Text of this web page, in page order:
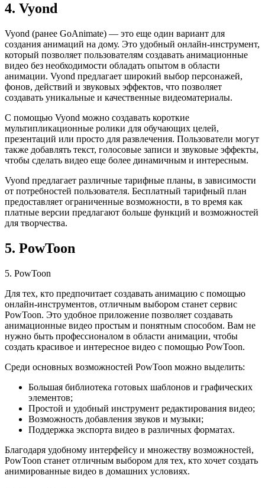
4. Vyond
Vyond (ранее GoAnimate) — это еще один вариант для
создания анимаций на дому. Это удобный онлайн-инструмент,
который позволяет пользователям создавать анимационные
видео без необходимости обладать опытом в области
анимации. Vyond предлагает широкий выбор персонажей,
фонов, действий и звуковых эффектов, что позволяет
создавать уникальные и качественные видеоматериалы.
С помощью Vyond можно создавать короткие
мультипликационные ролики для обучающих целей,
презентаций или просто для развлечения. Пользователи могут
также добавлять текст, голосовые записи и звуковые эффекты,
чтобы сделать видео еще более динамичным и интересным.
Vyond предлагает различные тарифные планы, в зависимости
от потребностей пользователя. Бесплатный тарифный план
предоставляет ограниченные возможности, в то время как
платные версии предлагают больше функций и возможностей
для творчества.
5. PowToon
5. PowToon
Для тех, кто предпочитает создавать анимацию с помощью
онлайн-инструментов, отличным выбором станет сервис
PowToon. Это удобное приложение позволяет создавать
анимационные видео простым и понятным способом. Вам не
нужно быть профессионалом в области анимации, чтобы
создать красивое и интересное видео с помощью PowToon.
Среди основных возможностей PowToon можно выделить:
Большая библиотека готовых шаблонов и графических
элементов;
Простой и удобный инструмент редактирования видео;
Возможность добавления звуков и музыки;
Поддержка экспорта видео в различных форматах.
Благодаря удобному интерфейсу и множеству возможностей,
PowToon станет отличным выбором для тех, кто хочет создать
анимированные видео в домашних условиях.